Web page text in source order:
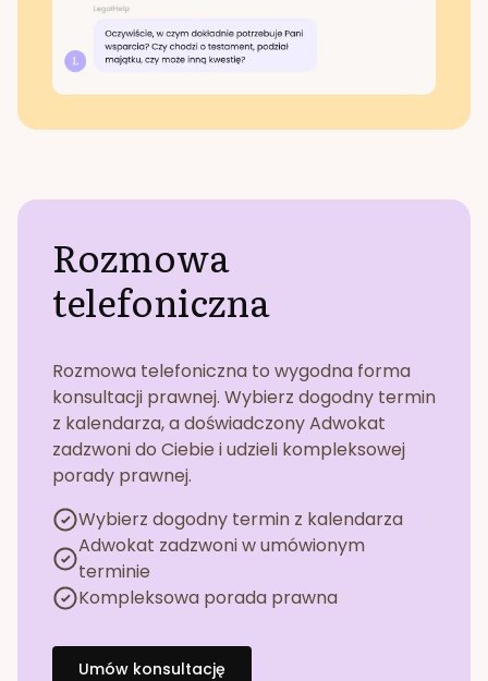
Rozmowa
telefoniczna
Rozmowa telefoniczna to wygodna forma
konsultacji prawnej. Wybierz dogodny termin
z kalendarza, a doświadczony Adwokat
zadzwoni do Ciebie i udzieli kompleksowej
porady prawnej.
Wybierz dogodny termin z kalendarza
Adwokat zadzwoni w umówionym
terminie
Kompleksowa porada prawna
Umów konsultację